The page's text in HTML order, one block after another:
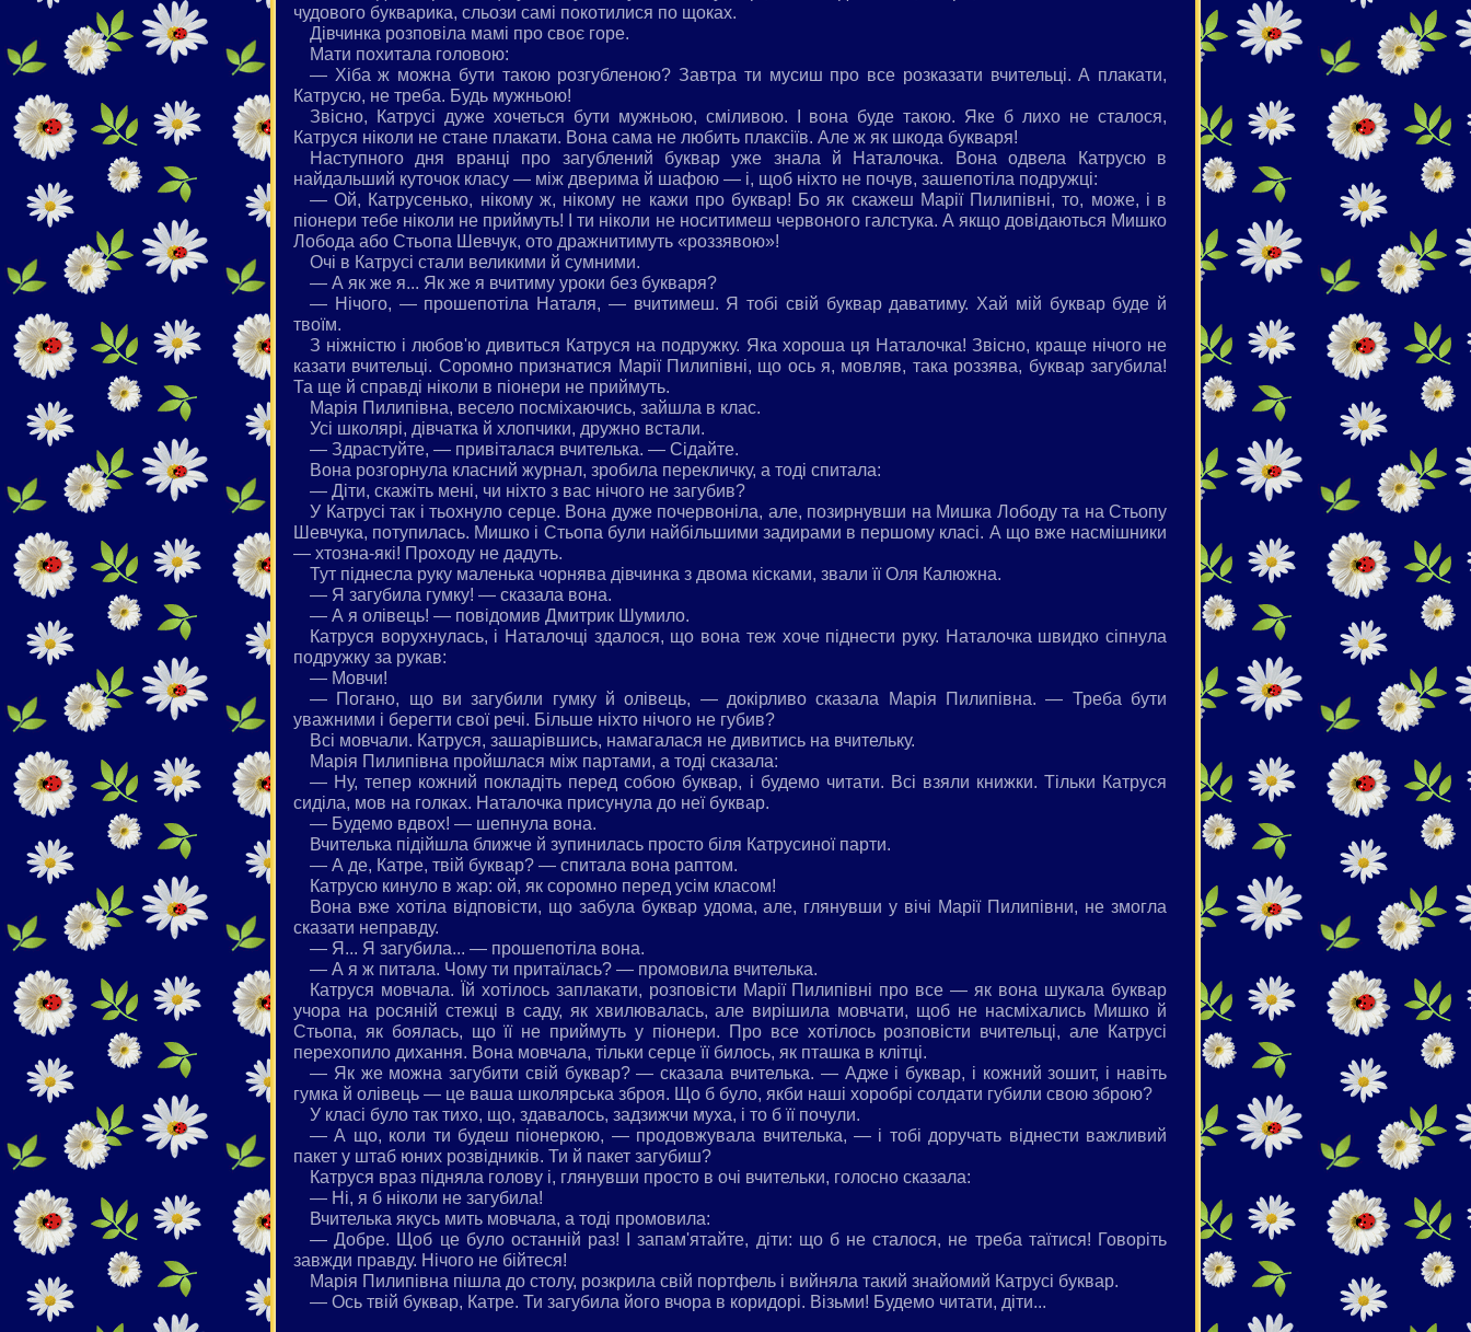
чудового букварика, сльози самі покотилися по щоках.
Дівчинка розповіла мамі про своє горе.
Мати похитала головою:
— Хіба ж можна бути такою розгубленою? Завтра ти мусиш про все розказати вчительці. А плакати,
Катрусю, не треба. Будь мужньою!
Звісно, Катрусі дуже хочеться бути мужньою, сміливою. І вона буде такою. Яке б лихо не сталося,
Катруся ніколи не стане плакати. Вона сама не любить плаксіїв. Але ж як шкода букваря!
Наступного дня вранці про загублений буквар уже знала й Наталочка. Вона одвела Катрусю в
найдальший куточок класу — між дверима й шафою — і, щоб ніхто не почув, зашепотіла подружці:
— Ой, Катрусенько, нікому ж, нікому не кажи про буквар! Бо як скажеш Марії Пилипівні, то, може, і в
піонери тебе ніколи не приймуть! І ти ніколи не носитимеш червоного галстука. А якщо довідаються Мишко
Лобода або Стьопа Шевчук, ото дражнитимуть «роззявою»!
Очі в Катрусі стали великими й сумними.
— А як же я... Як же я вчитиму уроки без букваря?
— Нічого, — прошепотіла Наталя, — вчитимеш. Я тобі свій буквар даватиму. Хай мій буквар буде й
твоїм.
З ніжністю і любов'ю дивиться Катруся на подружку. Яка хороша ця Наталочка! Звісно, краще нічого не
казати вчительці. Соромно признатися Марії Пилипівні, що ось я, мовляв, така роззява, буквар загубила!
Та ще й справді ніколи в піонери не приймуть.
Марія Пилипівна, весело посміхаючись, зайшла в клас.
Усі школярі, дівчатка й хлопчики, дружно встали.
— Здрастуйте, — привіталася вчителька. — Сідайте.
Вона розгорнула класний журнал, зробила перекличку, а тоді спитала:
— Діти, скажіть мені, чи ніхто з вас нічого не загубив?
У Катрусі так і тьохнуло серце. Вона дуже почервоніла, але, позирнувши на Мишка Лободу та на Стьопу
Шевчука, потупилась. Мишко і Стьопа були найбільшими задирами в першому класі. А що вже насмішники
— хтозна-які! Проходу не дадуть.
Тут піднесла руку маленька чорнява дівчинка з двома кісками, звали її Оля Калюжна.
— Я загубила гумку! — сказала вона.
— А я олівець! — повідомив Дмитрик Шумило.
Катруся ворухнулась, і Наталочці здалося, що вона теж хоче піднести руку. Наталочка швидко сіпнула
подружку за рукав:
— Мовчи!
— Погано, що ви загубили гумку й олівець, — докірливо сказала Марія Пилипівна. — Треба бути
уважними і берегти свої речі. Більше ніхто нічого не губив?
Всі мовчали. Катруся, зашарівшись, намагалася не дивитись на вчительку.
Марія Пилипівна пройшлася між партами, а тоді сказала:
— Ну, тепер кожний покладіть перед собою буквар, і будемо читати. Всі взяли книжки. Тільки Катруся
сиділа, мов на голках. Наталочка присунула до неї буквар.
— Будемо вдвох! — шепнула вона.
Вчителька підійшла ближче й зупинилась просто біля Катрусиної парти.
— А де, Катре, твій буквар? — спитала вона раптом.
Катрусю кинуло в жар: ой, як соромно перед усім класом!
Вона вже хотіла відповісти, що забула буквар удома, але, глянувши у вічі Марії Пилипівни, не змогла
сказати неправду.
— Я... Я загубила... — прошепотіла вона.
— А я ж питала. Чому ти притаїлась? — промовила вчителька.
Катруся мовчала. Їй хотілось заплакати, розповісти Марії Пилипівні про все — як вона шукала буквар
учора на росяній стежці в саду, як хвилювалась, але вирішила мовчати, щоб не насміхались Мишко й
Стьопа, як боялась, що її не приймуть у піонери. Про все хотілось розповісти вчительці, але Катрусі
перехопило дихання. Вона мовчала, тільки серце її билось, як пташка в клітці.
— Як же можна загубити свій буквар? — сказала вчителька. — Адже і буквар, і кожний зошит, і навіть
гумка й олівець — це ваша школярська зброя. Що б було, якби наші хоробрі солдати губили свою зброю?
У класі було так тихо, що, здавалось, задзижчи муха, і то б її почули.
— А що, коли ти будеш піонеркою, — продовжувала вчителька, — і тобі доручать віднести важливий
пакет у штаб юних розвідників. Ти й пакет загубиш?
Катруся враз підняла голову і, глянувши просто в очі вчительки, голосно сказала:
— Ні, я б ніколи не загубила!
Вчителька якусь мить мовчала, а тоді промовила:
— Добре. Щоб це було останній раз! І запам'ятайте, діти: що б не сталося, не треба таїтися! Говоріть
завжди правду. Нічого не бійтеся!
Марія Пилипівна пішла до столу, розкрила свій портфель і вийняла такий знайомий Катрусі буквар.
— Ось твій буквар, Катре. Ти загубила його вчора в коридорі. Візьми! Будемо читати, діти...